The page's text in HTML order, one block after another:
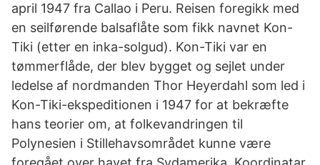
april 1947 fra Callao i Peru. Reisen foregikk med
en seilførende balsaflåte som fikk navnet Kon-
Tiki (etter en inka-solgud). Kon-Tiki var en
tømmerflåde, der blev bygget og sejlet under
ledelse af nordmanden Thor Heyerdahl som led i
Kon-Tiki-ekspeditionen i 1947 for at bekræfte
hans teorier om, at folkevandringen til
Polynesien i Stillehavsområdet kunne være